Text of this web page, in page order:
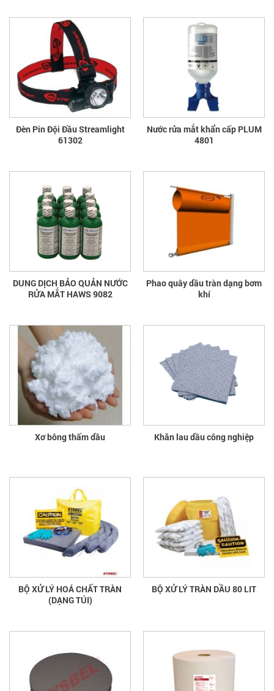
Đèn Pin Đội Đầu Streamlight
61302
Nước rửa mắt khẩn cấp PLUM
4801
DUNG DỊCH BẢO QUẢN NƯỚC
RỬA MẮT HAWS 9082
Phao quây dầu tràn dạng bơm
khí
Xơ bông thấm dầu Khăn lau dầu công nghiệp
BỘ XỬ LÝ HOÁ CHẤT TRÀN
(DẠNG TÚI)
BỘ XỬ LÝ TRÀN DẦU 80 LIT